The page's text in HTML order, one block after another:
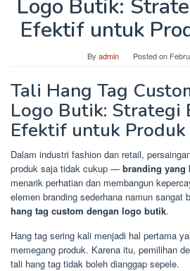
Logo Butik:
Efektif untuk
By admin Posted on
Tali Hang Tag
Logo Butik: Strategi
Efektif untuk Produk
Dalam industri fashion dan retail,
produk saja tidak cukup — branding yang
menarik perhatian dan membangun
elemen branding sederhana namun sangat
hang tag custom dengan logo butik.
Hang tag sering kali menjadi hal pertama
memegang produk. Karena itu, pemilihan
tali hang tag tidak boleh dianggap sepele.